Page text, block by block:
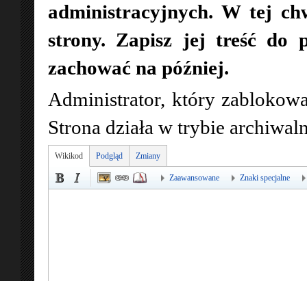
administracyjnych. W tej
strony. Zapisz jej treść do
zachować na później.
Administrator, który
Strona działa w trybie
Wikikod Podgląd Zmiany
Zaawansowane Znaki specjalne